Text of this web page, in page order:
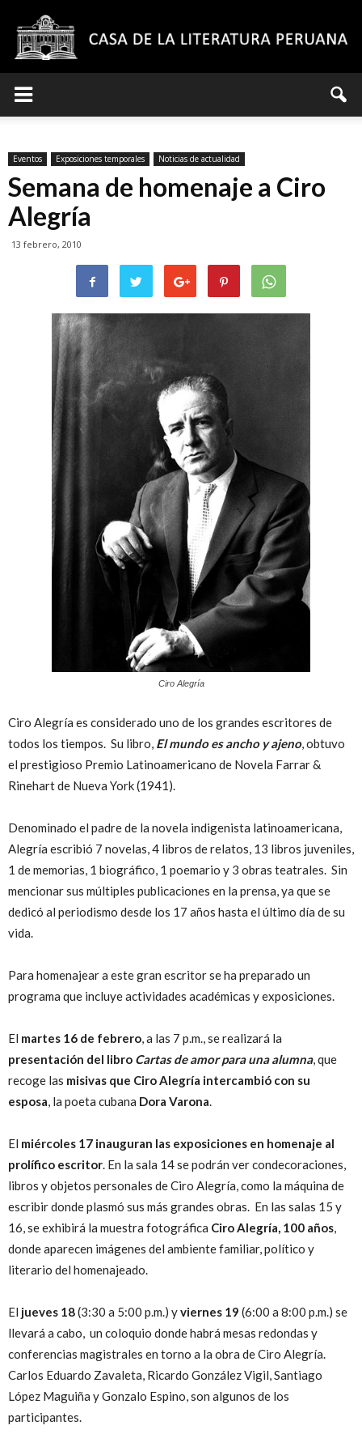
Peruana
Eventos Exposiciones temporales Noticias de actualidad
Semana de homenaje a Ciro
Alegría
13 febrero, 2010
Ciro Alegría
Ciro Alegría es considerado uno de los grandes escritores de
todos los tiempos. Su libro, El mundo es ancho y ajeno,obtuvo
el prestigioso Premio Latinoamericano de Novela Farrar &
Rinehart de Nueva York (1941).
Denominado el padre de la novela indigenista latinoamericana,
Alegría escribió 7 novelas, 4 libros de relatos, 13 libros juveniles,
1 de memorias, 1 biográfico, 1 poemario y 3 obras teatrales. Sin
mencionar sus múltiples publicaciones en la prensa, ya que se
dedicó al periodismo desde los 17 años hasta el último día de su
vida.
Para homenajear a este gran escritor se ha preparado un
programa que incluye actividades académicas y exposiciones.
El martes 16 de febrero, a las 7 p.m., se realizará la
presentación del libro Cartas de amor para una alumna, que
recoge las misivas que Ciro Alegría intercambió con su
esposa, la poeta cubana Dora Varona.
El miércoles 17 inauguran las exposiciones en homenaje al
prolífico escritor. En la sala 14 se podrán ver condecoraciones,
libros y objetos personales de Ciro Alegría, como la máquina de
escribir donde plasmó sus más grandes obras. En las salas 15 y
16, se exhibirá la muestra fotográfica Ciro Alegría, 100 años,
donde aparecen imágenes del ambiente familiar, político y
literario del homenajeado.
El jueves 18(3:30 a 5:00 p.m.) yviernes 19 (6:00 a 8:00 p.m.) se
llevará a cabo, un coloquio donde habrá mesas redondas y
conferencias magistrales en torno a la obra de Ciro Alegría.
Carlos Eduardo Zavaleta, Ricardo González Vigil, Santiago
López Maguiña y Gonzalo Espino, son algunos de los
participantes.